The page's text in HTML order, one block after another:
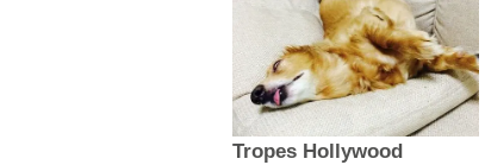
Tropes Hollywood